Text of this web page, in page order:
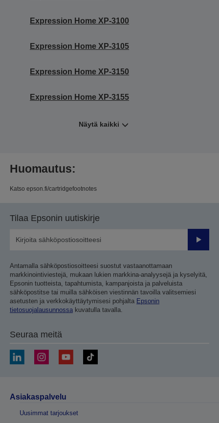
Expression Home XP-3100
Expression Home XP-3105
Expression Home XP-3150
Expression Home XP-3155
Näytä kaikki
Huomautus:
Katso epson.fi/cartridgefootnotes
Tilaa Epsonin uutiskirje
Lähetä
Antamalla sähköpostiosoitteesi suostut vastaanottamaan
markkinointiviestejä, mukaan lukien markkina-analyysejä ja kyselyitä,
Epsonin tuotteista, tapahtumista, kampanjoista ja palveluista
sähköpostitse tai muilla sähköisen viestinnän tavoilla valitsemiesi
asetusten ja verkkokäyttäytymisesi pohjalta Epsonin
tietosuojalausunnossa kuvatulla tavalla.
Seuraa meitä
Asiakaspalvelu
Uusimmat tarjoukset